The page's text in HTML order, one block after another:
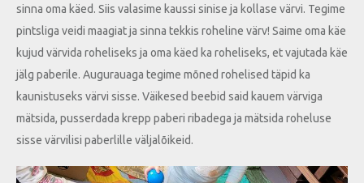
sinna oma käed. Siis valasime kaussi sinise ja kollase värvi. Tegime
pintsliga veidi maagiat ja sinna tekkis roheline värv! Saime oma käe
kujud värvida roheliseks ja oma käed ka roheliseks, et vajutada käe
jälg paberile. Augurauaga tegime mõned rohelised täpid ka
kaunistuseks värvi sisse. Väikesed beebid said kauem värviga
mätsida, pusserdada krepp paberi ribadega ja mätsida roheluse
sisse värvilisi paberlille väljalõikeid.